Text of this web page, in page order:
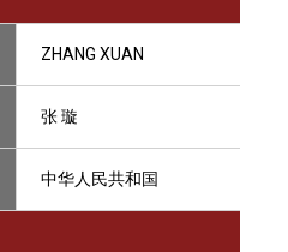
ZHANG XUAN
张 璇
中华人民共和国